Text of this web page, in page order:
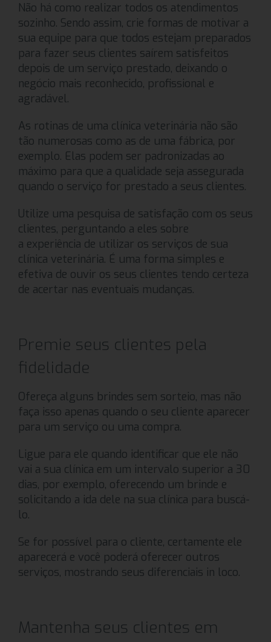
Não há como realizar todos os atendimentos
sozinho. Sendo assim, crie formas de motivar a
sua equipe para que todos estejam preparados
para fazer seus clientes saírem satisfeitos
depois de um serviço prestado, deixando o
negócio mais reconhecido, profissional e
agradável.
As rotinas de uma clínica veterinária não são
tão numerosas como as de uma fábrica, por
exemplo. Elas podem ser padronizadas ao
máximo para que a qualidade seja assegurada
quando o serviço for prestado a seus clientes.
Utilize uma pesquisa de satisfação com os seus
clientes, perguntando a eles sobre
a experiência de utilizar os serviços de sua
clínica veterinária. É uma forma simples e
efetiva de ouvir os seus clientes tendo certeza
de acertar nas eventuais mudanças.
Premie seus clientes pela
fidelidade
Ofereça alguns brindes sem sorteio, mas não
faça isso apenas quando o seu cliente aparecer
para um serviço ou uma compra.
Ligue para ele quando identificar que ele não
vai a sua clínica em um intervalo superior a 30
dias, por exemplo, oferecendo um brinde e
solicitando a ida dele na sua clínica para buscá-
lo.
Se for possível para o cliente, certamente ele
aparecerá e você poderá oferecer outros
serviços, mostrando seus diferenciais in loco.
Mantenha seus clientes em